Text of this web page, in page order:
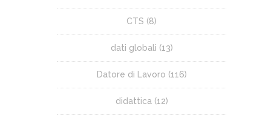
CTS (8)
dati globali (13)
Datore di Lavoro (116)
didattica (12)